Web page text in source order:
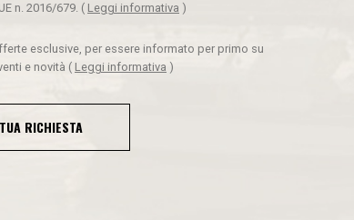
n. 2016/679. ( Leggi informativa )
esclusive, per essere informato per primo su
e novità ( Leggi informativa )
RICHIESTA